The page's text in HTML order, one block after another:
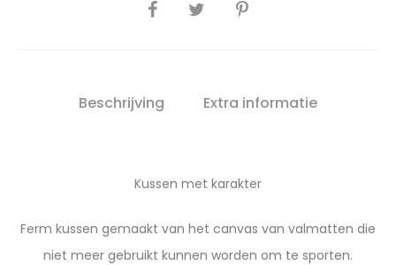
SHARE
Beschrijving Extra informatie
Kussen met karakter
Ferm kussen gemaakt van het canvas van valmatten die
niet meer gebruikt kunnen worden om te sporten.